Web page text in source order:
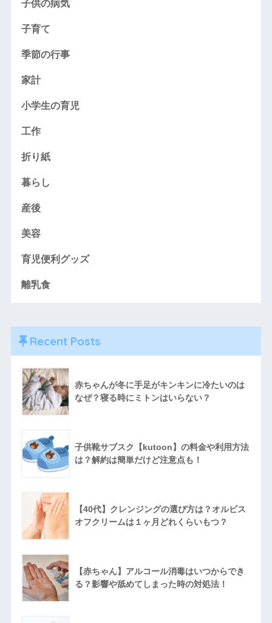
子供の病気
子育て
季節の行事
家計
小学生の育児
工作
折り紙
暮らし
産後
美容
育児便利グッズ
離乳食
Recent Posts
赤ちゃんが冬に手足がキンキンに冷たいのは
なぜ？寝る時にミトンはいらない？
子供靴サブスク【kutoon】の料金や利用方法
は？解約は簡単だけど注意点も！
【40代】クレンジングの選び方は？オルビス
オフクリームは１ヶ月どれくらいもつ？
【赤ちゃん】アルコール消毒はいつからでき
る？影響や舐めてしまった時の対処法！